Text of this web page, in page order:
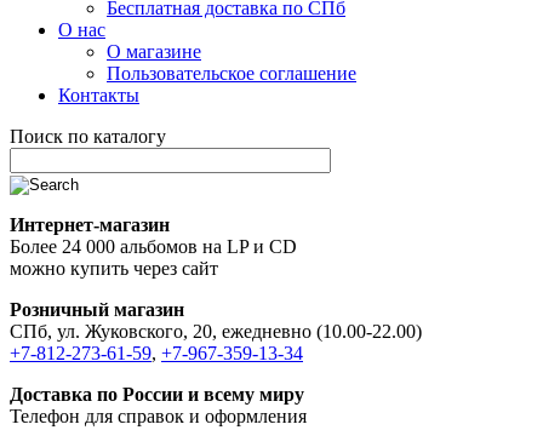
Бесплатная доставка по СПб
О нас
О магазине
Пользовательское соглашение
Контакты
Поиск по каталогу
Интернет-магазин
Более 24 000 альбомов на LP и CD
можно купить через сайт
Розничный магазин
СПб, ул. Жуковского, 20, ежедневно (10.00-22.00)
+7-812-273-61-59, +7-967-359-13-34
Доставка по России и всему миру
Телефон для справок и оформления